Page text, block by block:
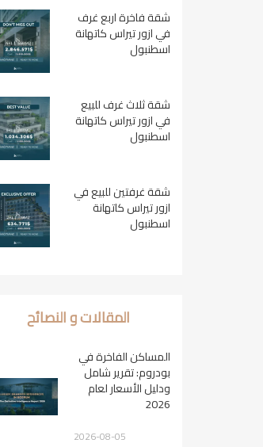
شقة فاخرة اربع غرف
في ازور تيراس كاتهانة
اسطنبول
شقة ثلاث غرف للبيع
في ازور تيراس كاتهانة
اسطنبول
شقة غرفتين للبيع في
ازور تيراس كاتهانة
اسطنبول
المقالات و النصائح
المساكن الفاخرة في
بودروم: تقرير شامل
ودليل الأسعار لعام
2026
2026-08-05